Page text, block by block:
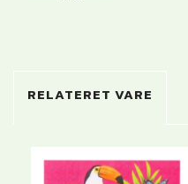
RELATERET VARE